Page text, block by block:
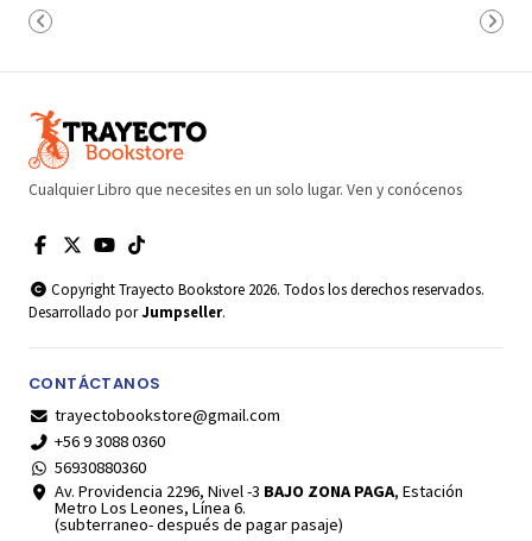
Cualquier Libro que necesites en un solo lugar. Ven y conócenos
Copyright Trayecto Bookstore 2026. Todos los derechos reservados.
Desarrollado porJumpseller.
CONTÁCTANOS
trayectobookstore@gmail.com
+56 9 3088 0360
56930880360
Av. Providencia 2296, Nivel -3 BAJO ZONA PAGA, Estación
Metro Los Leones, Línea 6.
(subterraneo- después de pagar pasaje)